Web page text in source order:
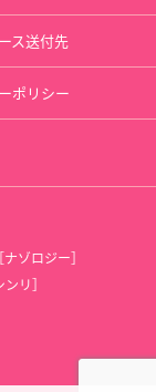
ス送付先
ポリシー
ゾロジー］
リ］